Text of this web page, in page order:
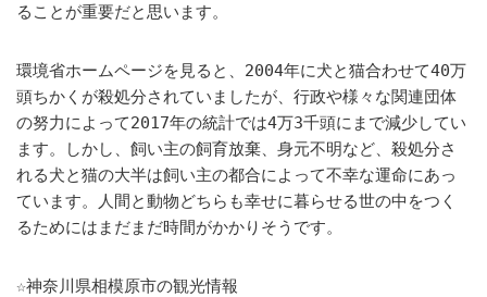
ることが重要だと思います。
環境省ホームページを見ると、2004年に犬と猫合わせて40万
頭ちかくが殺処分されていましたが、行政や様々な関連団体
の努力によって2017年の統計では4万3千頭にまで減少してい
ます。しかし、飼い主の飼育放棄、身元不明など、殺処分さ
れる犬と猫の大半は飼い主の都合によって不幸な運命にあっ
ています。人間と動物どちらも幸せに暮らせる世の中をつく
るためにはまだまだ時間がかかりそうです。
☆神奈川県相模原市の観光情報